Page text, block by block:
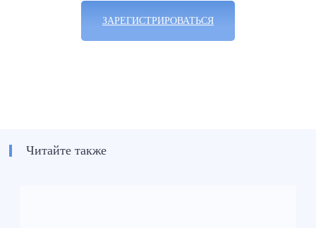
ЗАРЕГИСТРИРОВАТЬСЯ
Читайте также